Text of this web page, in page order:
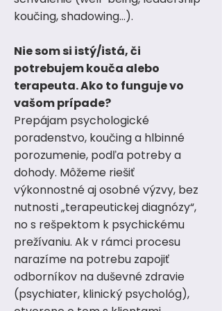
koučing, shadowing…).
Nie som si istý/istá, či
potrebujem kouča alebo
terapeuta. Ako to funguje vo
vašom prípade?
Prepájam psychologické
poradenstvo, koučing a hlbinné
porozumenie, podľa potreby a
dohody. Môžeme riešiť
výkonnostné aj osobné výzvy, bez
nutnosti „terapeutickej diagnózy“,
no s rešpektom k psychickému
prežívaniu. Ak v rámci procesu
narazíme na potrebu zapojiť
odborníkov na duševné zdravie
(psychiater, klinický psychológ),